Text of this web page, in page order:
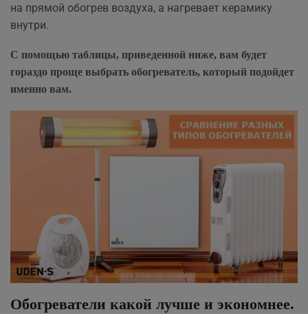
на прямой обогрев воздуха, а нагревает керамику
внутри.
С помощью таблицы, приведенной ниже, вам будет
гораздо проще выбрать обогреватель, который подойдет
именно вам.
Обогреватели какой лучше и экономнее.